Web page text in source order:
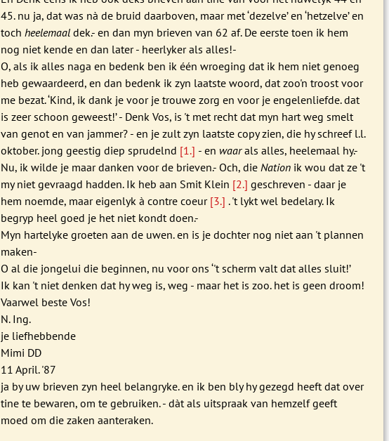
45. nu ja, dat was nà de bruid daarboven, maar met ‘dezelve’ en ‘hetzelve’ en
tochheelemaal dek.- en dan myn brieven van 62 af. De eerste toen ik hem
nog niet kende en dan later - heerlyker als alles!-
O, als ik alles naga en bedenk ben ik één wroeging dat ik hem niet genoeg
heb gewaardeerd, en dan bedenk ik zyn laatste woord, dat zoo'n troost voor
me bezat. ‘Kind, ik dank je voor je trouwe zorg en voor je engelenliefde. dat
is zeer schoon geweest!’ - Denk Vos, is 't met recht dat myn hart weg smelt
van genot en van jammer? - en je zult zyn laatste copy zien, die hy schreef l.l.
oktober. jong geestig diep sprudelnd [1.] - en waarals alles, heelemaal hy.-
Nu, ik wilde je maar danken voor de brieven.- Och, dieNation ik wou dat ze 't
my niet gevraagd hadden. Ik heb aan Smit Klein [2.]geschreven - daar je
hem noemde, maar eigenlyk à contre coeur[3.] . 't lykt wel bedelary. Ik
begryp heel goed je het niet kondt doen.-
Myn hartelyke groeten aan de uwen. en is je dochter nog niet aan 't plannen
maken-
O al die jongelui die beginnen, nu voor ons ‘'t scherm valt dat alles sluit!’
Ik kan 't niet denken dat hy weg is, weg - maar het is zoo. het is geen droom!
Vaarwel beste Vos!
N. Ing.
je liefhebbende
Mimi DD
11 April. '87
ja by uw brieven zyn heel belangryke. en ik ben bly hy gezegd heeft dat over
tine te bewaren, om te gebruiken. - dàt als uitspraak van hemzelf geeft
moed om die zaken aanteraken.